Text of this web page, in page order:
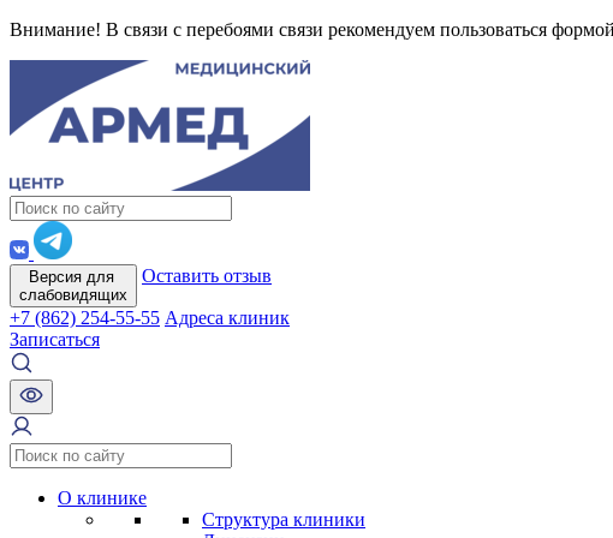
Внимание! В связи с перебоями связи рекомендуем пользоваться
Версия для
слабовидящих
Оставить отзыв
+7 (862) 254-55-55 Адреса клиник
Записаться
О клинике
Структура клиники